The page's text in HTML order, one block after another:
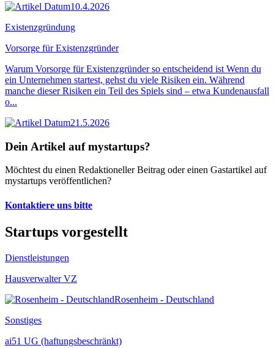
10.4.2026
Existenzgründung
Vorsorge für Existenzgründer
Warum Vorsorge für Existenzgründer so entscheidend ist Wenn du
ein Unternehmen startest, gehst du viele Risiken ein. Während
manche dieser Risiken ein Teil des Spiels sind – etwa Kundenausfall
o...
21.5.2026
Dein Artikel auf mystartups?
Möchtest du einen Redaktioneller Beitrag oder einen Gastartikel auf
mystartups veröffentlichen?
Kontaktiere uns bitte
Startups vorgestellt
Dienstleistungen
Hausverwalter VZ
Rosenheim - Deutschland
Sonstiges
ai51 UG (haftungsbeschränkt)